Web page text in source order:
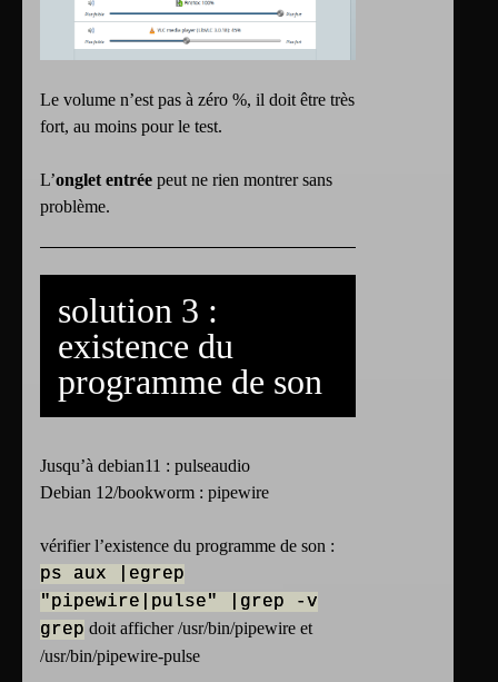
Le volume n’est pas à zéro %, il doit être très
fort, au moins pour le test.
L’onglet entrée peut ne rien montrer sans
problème.
solution 3 :
existence du
programme de son
Jusqu’à debian11 : pulseaudio
Debian 12/bookworm : pipewire
vérifier l’existence du programme de son :
ps aux |egrep
"pipewire|pulse" |grep -v
grep doit afficher /usr/bin/pipewire et
/usr/bin/pipewire-pulse